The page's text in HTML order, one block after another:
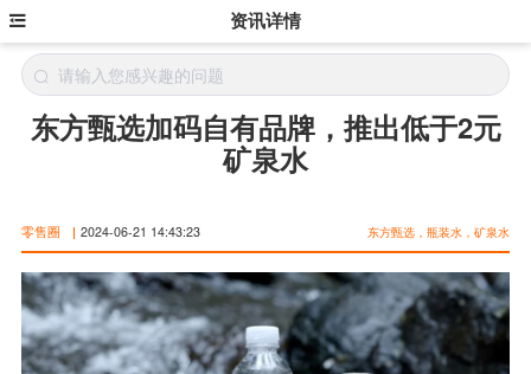
资讯详情
东方甄选加码自有品牌，推出低于2元
矿泉水
零售圈 | 2024-06-21 14:43:23 东方甄选，瓶装水，矿泉水